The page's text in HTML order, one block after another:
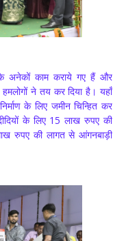
के अनेकों काम कराये गए हैं और
ने तय कर दिया है। यहाँ
के लिए जमीन चिन्हित कर
के लिए 15 लाख रुपए की
रुपए की लागत से आंगनबाड़ी